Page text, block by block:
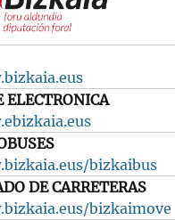
ELECTRONICA
bizkaibus
DE CARRETERAS
bizkaimove